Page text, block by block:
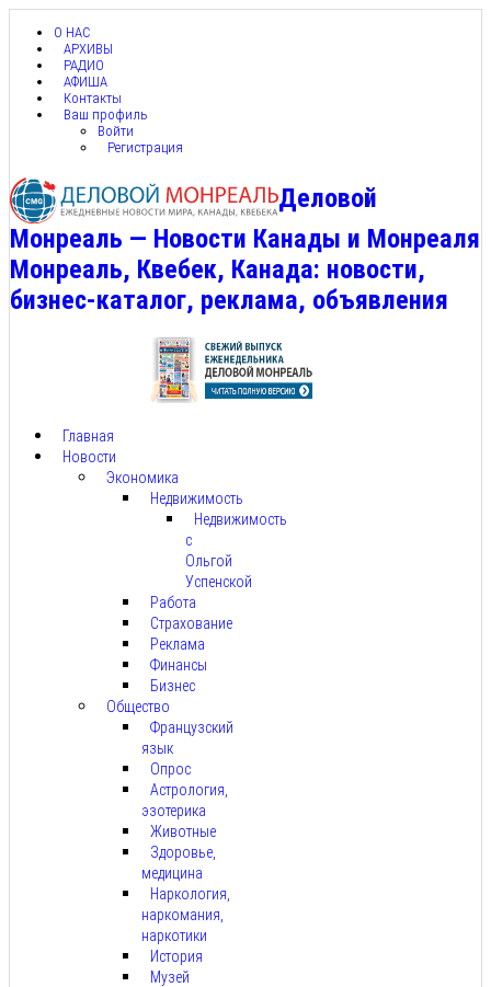
О НАС
АРХИВЫ
РАДИО
АФИША
Контакты
Ваш профиль
Войти
Регистрация
Деловой
Монреаль — Новости Канады и Монреаля
Монреаль, Квебек, Канада: новости,
бизнес-каталог, реклама, объявления
Главная
Новости
Экономика
Недвижимость
Недвижимость
с
Ольгой
Успенской
Работа
Страхование
Реклама
Финансы
Бизнес
Общество
Французский
язык
Опрос
Астрология,
эзотерика
Животные
Здоровье,
медицина
Наркология,
наркомания,
наркотики
История
Музей